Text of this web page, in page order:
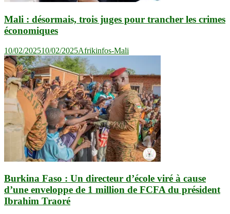
Mali : désormais, trois juges pour trancher les crimes
économiques
10/02/202510/02/2025Afrikinfos-Mali
Burkina Faso : Un directeur d’école viré à cause
d’une enveloppe de 1 million de FCFA du président
Ibrahim Traoré